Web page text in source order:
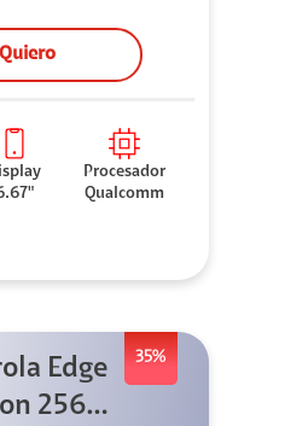
Procesador
Qualcomm
35%
Edge
256GB